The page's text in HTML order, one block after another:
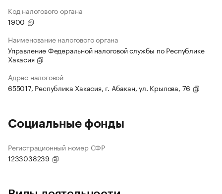
Код налогового органа
1900
Наименование налогового органа
Управление Федеральной налоговой службы по Республике
Хакасия
Адрес налоговой
655017, Республика Хакасия, г. Абакан, ул. Крылова, 76
Социальные фонды
Регистрационный номер СФР
1233038239